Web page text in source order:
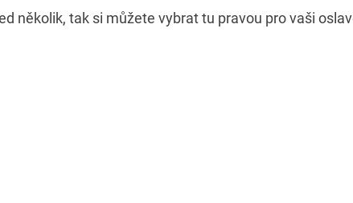
několik, tak si můžete vybrat tu pravou pro vaši